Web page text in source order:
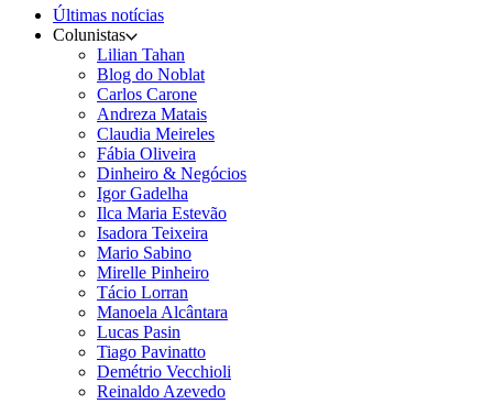
Últimas notícias
Colunistas
Lilian Tahan
Blog do Noblat
Carlos Carone
Andreza Matais
Claudia Meireles
Fábia Oliveira
Dinheiro & Negócios
Igor Gadelha
Ilca Maria Estevão
Isadora Teixeira
Mario Sabino
Mirelle Pinheiro
Tácio Lorran
Manoela Alcântara
Lucas Pasin
Tiago Pavinatto
Demétrio Vecchioli
Reinaldo Azevedo